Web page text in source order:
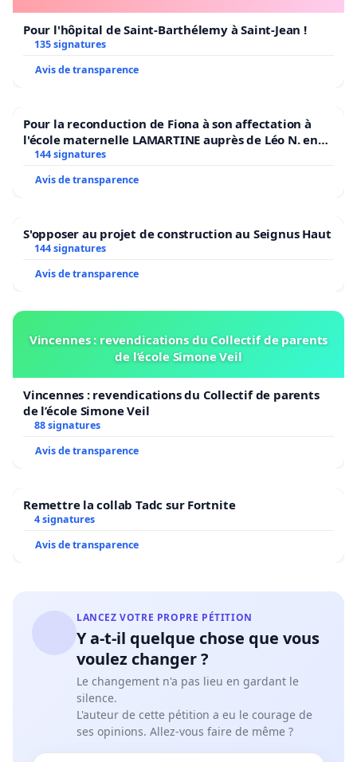
Pour l'hôpital de Saint-Barthélemy à Saint-Jean !
135 signatures
Avis de transparence
Pour la reconduction de Fiona à son affectation à
l'école maternelle LAMARTINE auprès de Léo N. en
2026/2027
144 signatures
Avis de transparence
S'opposer au projet de construction au Seignus Haut
144 signatures
Avis de transparence
Vincennes : revendications du Collectif de parents
de l’école Simone Veil
Vincennes : revendications du Collectif de parents
de l’école Simone Veil
88 signatures
Avis de transparence
Remettre la collab Tadc sur Fortnite
4 signatures
Avis de transparence
LANCEZ VOTRE PROPRE PÉTITION
Y a-t-il quelque chose que vous
voulez changer ?
Le changement n'a pas lieu en gardant le
silence.
L'auteur de cette pétition a eu le courage de
ses opinions. Allez-vous faire de même ?